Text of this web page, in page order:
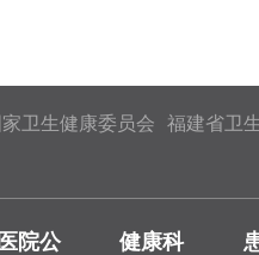
卫生健康委员会
福建省卫
医院公
健康科